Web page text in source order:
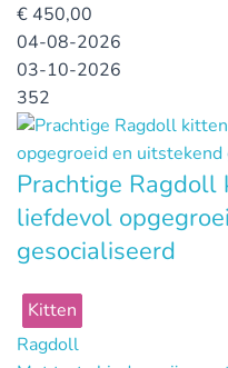
€ 450,00
04-08-2026
03-10-2026
352
Prachtige
liefdevol
gesocialiseerd
Kitten
Ragdoll